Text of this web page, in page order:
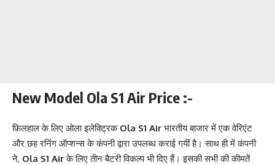
New Model Ola S1 Air Price :-
फ़िलहाल के लिए ओला इलेक्ट्रिक Ola S1 Air भारतीय बाजार में एक वेरिएंट
और छह रनिंग ऑप्शन्स के कंपनी द्वारा उपलब्ध कराई गयीं है। साथ ही में कंपनी
ने, Ola S1 Airके लिए तीन बैटरी विकल्प भी दिए हैं। इसकी सभी की कीमतें